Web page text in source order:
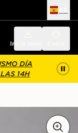
Inicia sesión
DÍA
14H